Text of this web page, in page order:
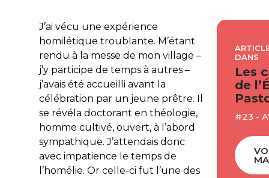
J’ai vécu une expérience
homilétique troublante. M’étant
rendu à la messe de mon village –
j’y participe de temps à autres –
j’avais été accueilli avant la
célébration par un jeune prêtre. Il
se révéla doctorant en théologie,
homme cultivé, ouvert, à l’abord
sympathique. J’attendais donc
avec impatience le temps de
l’homélie. Or celle-ci fut l’une des
DANS
Les
de
#23 -